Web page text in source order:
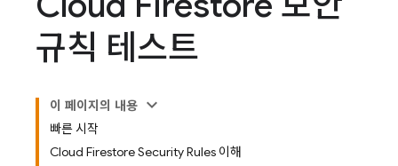
규칙 테스트
이 페이지의 내용
빠른 시작
Cloud Firestore Security Rules 이해